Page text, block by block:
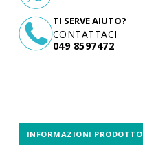
TI SERVE AIUTO?
CONTATTACI
049 8597472
INFORMAZIONI PRODOTTO